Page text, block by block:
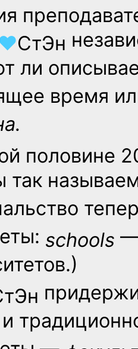
СтЭн
ли
время
половине
так
schools —